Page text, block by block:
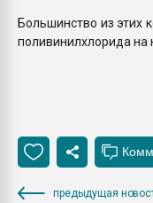
Большинство из этих
поливинилхлорида на
предыдущая